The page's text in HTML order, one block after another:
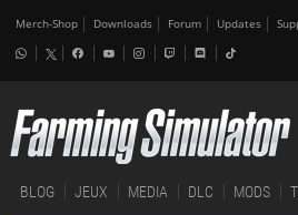
Merch-Shop Downloads Forum Updates
BLOG JEUX MEDIA DLC MODS